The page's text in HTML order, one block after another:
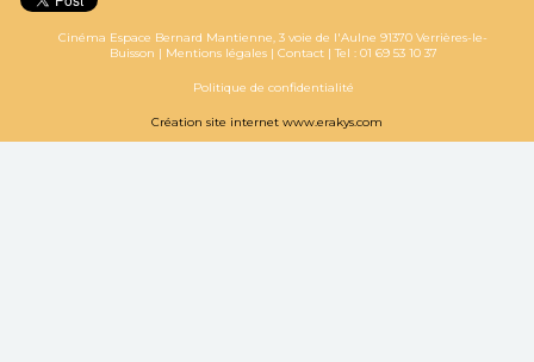
Cinéma Espace Bernard Mantienne, 3 voie de l'Aulne 91370 Verrières-le-
Buisson | Mentions légales| Contact| Tel : 01 69 53 10 37
Politique de confidentialité
Création site internet www.erakys.com